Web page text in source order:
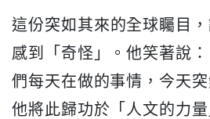
這份突如其來的全球矚目
感到「奇怪」。他笑著說
們每天在做的事情， 今天
他將此歸功於「人文的力量